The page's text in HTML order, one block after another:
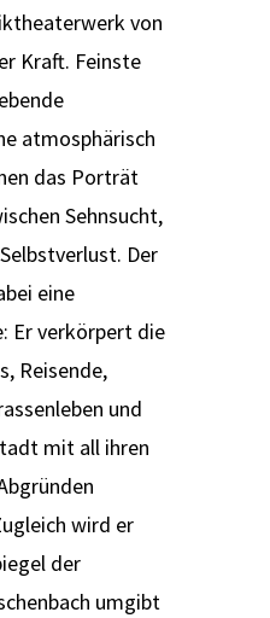
von
Kraft. Feinste
atmosphärisch
das Porträt
Sehnsucht,
Der
eine
Er verkörpert die
Reisende,
und
mit all ihren
wird er
der
umgibt